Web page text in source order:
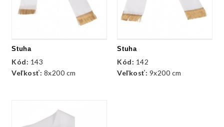
Stuha
Kód: 143
Veľkosť: 8x200 cm
Stuha
Kód: 142
Veľkosť: 9x200 cm